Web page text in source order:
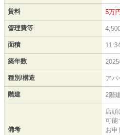
賃料 5万
管理費等
面積
築年数
種別/構造 アパ
階建 2階
備考
店頭
可能
お申